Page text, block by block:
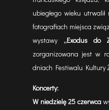
ubiegłego wieku
fotografiach miejsca
wystawy „Exodus do
zorganizowana jest w
dniach Festiwalu Kultury
Koncerty:
W niedzielę 25 czerwca